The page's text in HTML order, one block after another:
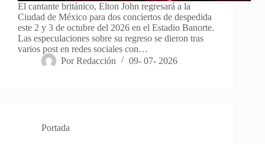
El cantante británico, Elton John regresará a la
Ciudad de México para dos conciertos de despedida
este 2 y 3 de octubre del 2026 en el Estadio Banorte.
Las especulaciones sobre su regreso se dieron tras
varios post en redes sociales con…
Por Redacción 09- 07- 2026
Portada